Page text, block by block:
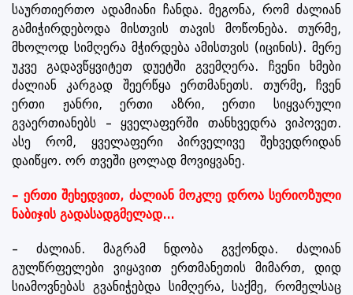
საურთიერთო ადამიანი ჩანდა. მეგონა, რომ ძალიან
გამიჭირდებოდა მისთვის თავის მოწონება. თურმე,
მხოლოდ სიმღერა მჭირდება ამისთვის (იცინის). მერე
უკვე გადავწყვიტეთ დუეტში გვემღერა. ჩვენი ხმები
ძალიან კარგად შეერწყა ერთმანეთს. თურმე, ჩვენ
ერთი ჟანრი, ერთი აზრი, ერთი სიყვარული
გვაერთიანებს – ყველაფერში თანხვედრა ვიპოვეთ.
ასე რომ, ყველაფერი პირველივე შეხვედრიდან
დაიწყო. ორ თვეში ცოლად მოვიყვანე.
– ერთი შეხედვით, ძალიან მოკლე დროა სერიოზული
ნაბიჯის გადასადგმელად...
– ძალიან. მაგრამ ნდობა გვქონდა. ძალიან
გულწრფელები ვიყავით ერთმანეთის მიმართ, დიდ
სიამოვნებას გვანიჭებდა სიმღერა, საქმე, რომელსაც